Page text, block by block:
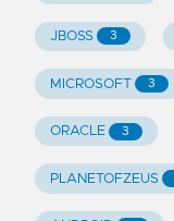
JBOSS 3
MICROSOFT 3
ORACLE 3
PLANETOFZEUS